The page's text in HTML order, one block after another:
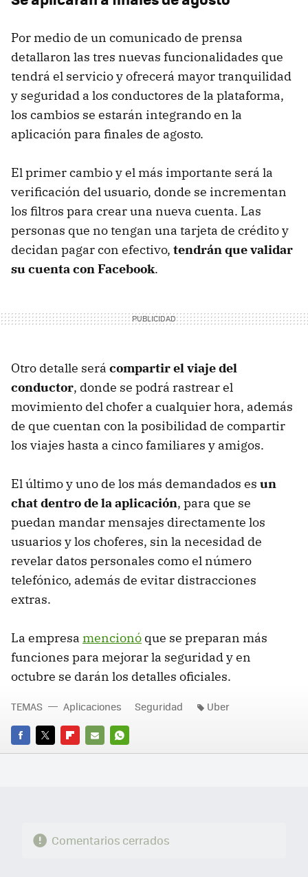
Por medio de un comunicado de prensa
detallaron las tres nuevas funcionalidades que
tendrá el servicio y ofrecerá mayor tranquilidad
y seguridad a los conductores de la plataforma,
los cambios se estarán integrando en la
aplicación para finales de agosto.
El primer cambio y el más importante será la
verificación del usuario, donde se incrementan
los filtros para crear una nueva cuenta. Las
personas que no tengan una tarjeta de crédito y
decidan pagar con efectivo, tendrán que validar
su cuenta con Facebook.
Otro detalle será compartir el viaje del
conductor, donde se podrá rastrear el
movimiento del chofer a cualquier hora, además
de que cuentan con la posibilidad de compartir
los viajes hasta a cinco familiares y amigos.
El último y uno de los más demandados es un
chat dentro de la aplicación, para que se
puedan mandar mensajes directamente los
usuarios y los choferes, sin la necesidad de
revelar datos personales como el número
telefónico, además de evitar distracciones
extras.
La empresa mencionó que se preparan más
funciones para mejorar la seguridad y en
octubre se darán los detalles oficiales.
FACEBOOK
TWITTERFLIPBOARD
E-
WHATSAPP
TEMAS Aplicaciones Seguridad Uber
Comentarios cerrados